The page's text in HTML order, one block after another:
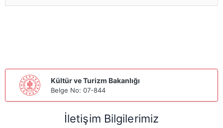
Kültür ve Turizm Bakanlığı
Belge No: 07-844
İletişim Bilgilerimiz